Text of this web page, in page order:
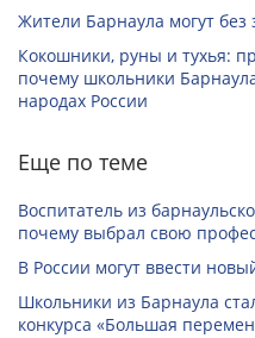
Жители Барнаула могут
Кокошники, руны и тухья:
почему школьники
народах России
Еще по теме
Воспитатель из
почему выбрал свою
В России могут ввести
Школьники из Барнаула
конкурса «Большая